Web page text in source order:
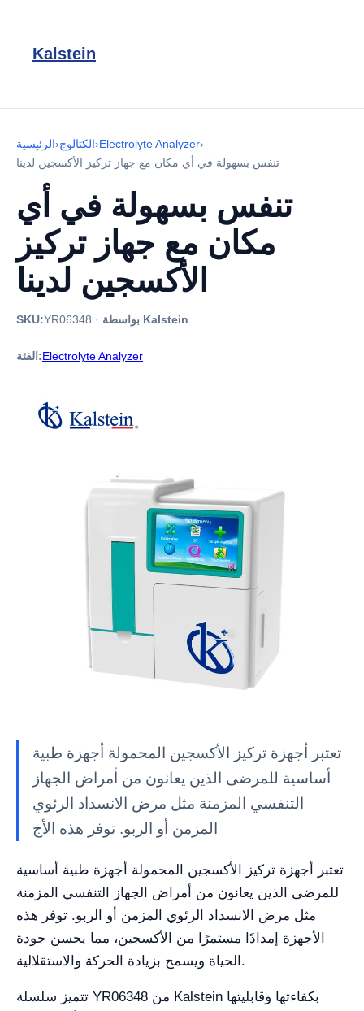
Kalstein
الرئيسية›الكتالوج›Electrolyte Analyzer›
تنفس بسهولة في أي مكان مع جهاز تركيز الأكسجين لدينا
تنفس بسهولة في أي
مكان مع جهاز تركيز
الأكسجين لدينا
SKU:YR06348 · بواسطة Kalstein
الفئة:Electrolyte Analyzer
تعتبر أجهزة تركيز الأكسجين المحمولة أجهزة طبية
أساسية للمرضى الذين يعانون من أمراض الجهاز
التنفسي المزمنة مثل مرض الانسداد الرئوي
المزمن أو الربو. توفر هذه الأج
تعتبر أجهزة تركيز الأكسجين المحمولة أجهزة طبية أساسية
للمرضى الذين يعانون من أمراض الجهاز التنفسي المزمنة
مثل مرض الانسداد الرئوي المزمن أو الربو. توفر هذه
الأجهزة إمدادًا مستمرًا من الأكسجين، مما يحسن جودة
الحياة ويسمح بزيادة الحركة والاستقلالية.
تتميز سلسلة YR06348 من Kalstein بكفاءتها وقابليتها